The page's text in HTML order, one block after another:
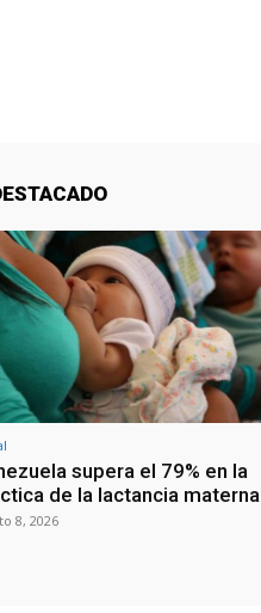
supera el 79% en la
de la lactancia materna
8, 2026